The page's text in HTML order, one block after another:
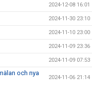
2024-12-08 16:01
2024-11-30 23:10
2024-11-10 23:00
2024-11-09 23:36
2024-11-09 07:53
och nya
2024-11-06 21:14